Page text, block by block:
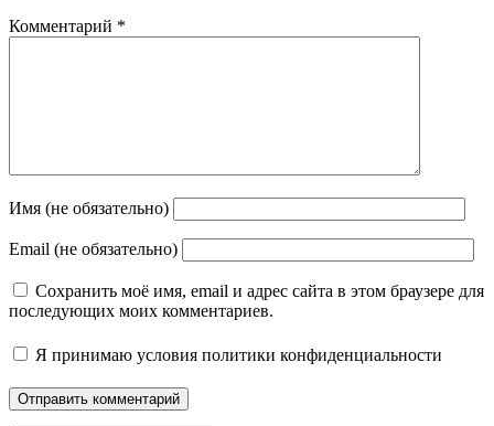
Комментарий *
Имя (не обязательно)
Email (не обязательно)
Сохранить моё имя, email и адрес сайта в этом браузере для
последующих моих комментариев.
Я принимаю условия политики конфиденциальности